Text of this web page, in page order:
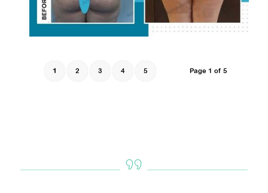
Page 1 of 5
1 2 3 4 5